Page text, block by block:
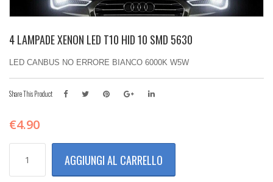
4 LAMPADE XENON LED T10 HID 10 SMD 5630
LED CANBUS NO ERRORE BIANCO 6000K W5W
Share This Product
€4.90
LAMPADE
AGGIUNGI AL CARRELLO